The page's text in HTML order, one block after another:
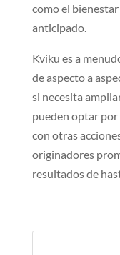
como el
anticipado.
Kviku es a
de aspecto a
si necesita
pueden optar
con otras
originadores
resultados de